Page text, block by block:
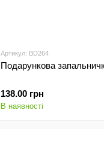
Артикул: BD264
Подарункова
138.00 грн
В наявності